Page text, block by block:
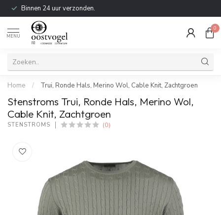
Binnen 24 uur verzonden.
MENU
0
Home / Trui, Ronde Hals, Merino Wol, Cable Knit, Zachtgroen
Stenstroms Trui, Ronde Hals, Merino Wol,
Cable Knit, Zachtgroen
STENSTROMS (0)